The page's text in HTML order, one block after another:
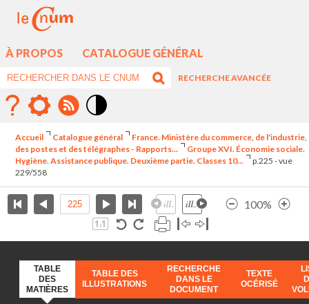
À PROPOS CATALOGUE GÉNÉRAL
RECHERCHE AVANCÉE
élévé
Accueil Catalogue général
France. Ministère du commerce, de l'industrie,
des postes et des télégraphes - Rapports...
Groupe XVI. Économie sociale.
Hygiène. Assistance publique. Deuxième partie. Classes 10...
p.225 - vue
229/558
100%
TABLE
DES
MATIÈRES
TABLE DES
ILLUSTRATIONS
RECHERCHE
DANS LE
DOCUMENT
TEXTE
OCÉRISÉ